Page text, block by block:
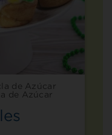
de Azúcar
de Azúcar